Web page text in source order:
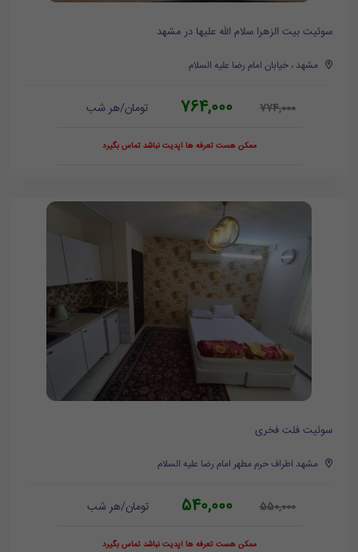
سوئیت بیت الزهرا سلام الله علیها در مشهد
مشهد ، خیابان امام رضا علیه السلام
774,000
764,000 تومان/هر شب
ممکن هست تعرفه ها آپدیت نباشد تماس بگیرد
سوئیت فلت فخری
مشهد اطراف حرم مطهر امام رضا علیه السلام
550,000
540,000 تومان/هر شب
ممکن هست تعرفه ها آپدیت نباشد تماس بگیرد